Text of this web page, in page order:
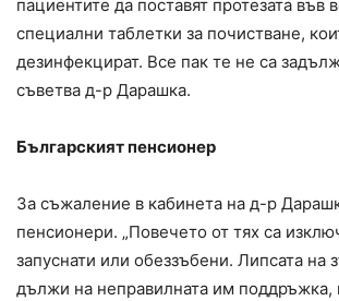
пациентите да поставят протезата във
специални таблетки за почистване,
дезинфекцират. Все пак те не са
съветва д-р Дарашка.
Българският пенсионер
За съжаление в кабинета на д-р
пенсионери. „Повечето от тях са
запуснати или обеззъбени. Липсата на
дължи на неправилната им поддръжка,